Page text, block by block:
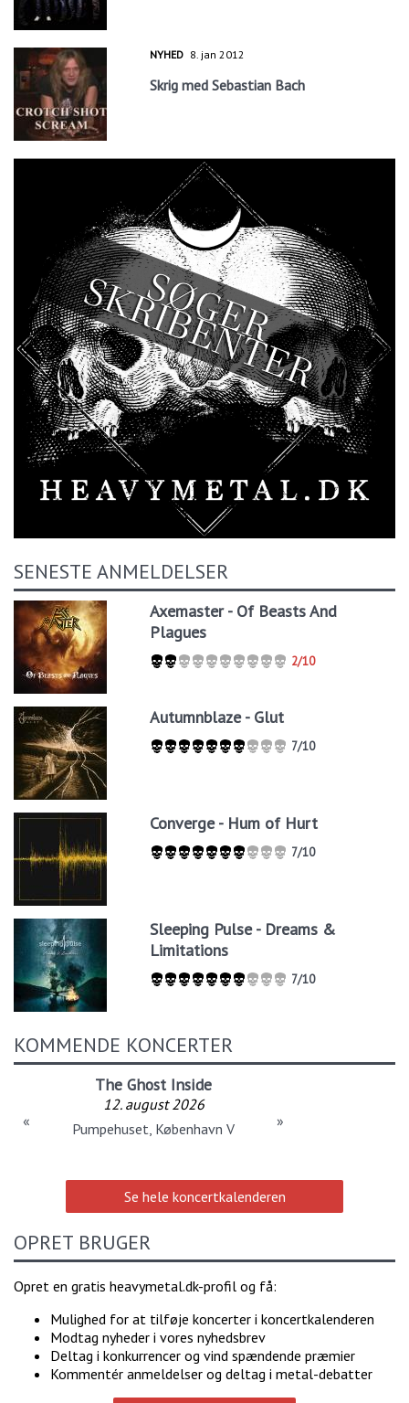
NYHED 8. jan 2012
Skrig med Sebastian Bach
SENESTE ANMELDELSER
Axemaster - Of Beasts And
Plagues
2/10
Autumnblaze - Glut
7/10
Converge - Hum of Hurt
7/10
Sleeping Pulse - Dreams &
Limitations
7/10
KOMMENDE KONCERTER
The Ghost Inside
12. august 2026
Pumpehuset, København V
« »
Se hele koncertkalenderen
OPRET BRUGER
Opret en gratis heavymetal.dk-profil og få:
Mulighed for at tilføje koncerter i koncertkalenderen
Modtag nyheder i vores nyhedsbrev
Deltag i konkurrencer og vind spændende præmier
Kommentér anmeldelser og deltag i metal-debatter